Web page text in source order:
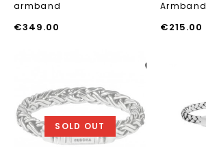
armband
€349.00
Armband
€215.00
SOLD OUT